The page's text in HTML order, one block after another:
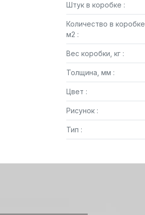
Штук в коробке :
Количество в коробке,
м2 :
Вес коробки, кг :
Толщина, мм :
Цвет :
Рисунок :
Тип :